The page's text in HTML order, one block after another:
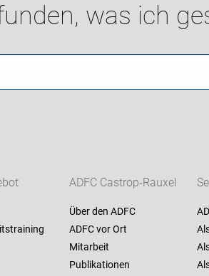
was ich
ADFC Castrop-Rauxel
Über den ADFC
ADFC vor Ort
Mitarbeit
Publikationen